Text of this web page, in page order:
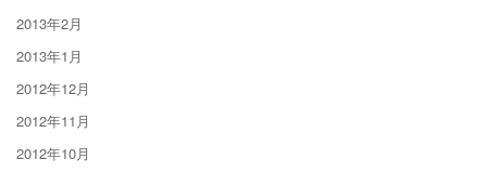
2013年2月
2013年1月
2012年12月
2012年11月
2012年10月